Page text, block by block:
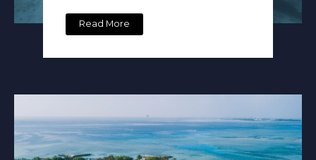
Read More